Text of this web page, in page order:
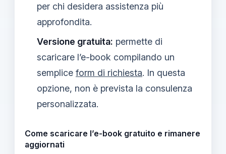
per chi desidera assistenza più
approfondita.
Versione gratuita: permette di
scaricare l’e-book compilando un
semplice form di richiesta. In questa
opzione, non è prevista la consulenza
personalizzata.
Come scaricare l’e-book gratuito e rimanere
aggiornati